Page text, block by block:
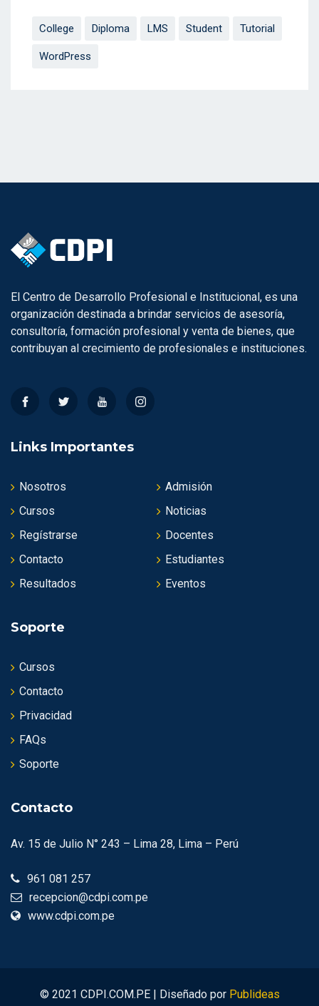
College Diploma LMS Student Tutorial
WordPress
El Centro de Desarrollo Profesional e Institucional, es una
organización destinada a brindar servicios de asesoría,
consultoría, formación profesional y venta de bienes, que
contribuyan al crecimiento de profesionales e instituciones.
Links Importantes
Nosotros
Admisión
Cursos
Noticias
Regístrarse
Docentes
Contacto
Estudiantes
Resultados
Eventos
Soporte
Cursos
Contacto
Privacidad
FAQs
Soporte
Contacto
Av. 15 de Julio N° 243 – Lima 28, Lima – Perú
961 081 257
recepcion@cdpi.com.pe
www.cdpi.com.pe
© 2021 CDPI.COM.PE | Diseñado por Publideas